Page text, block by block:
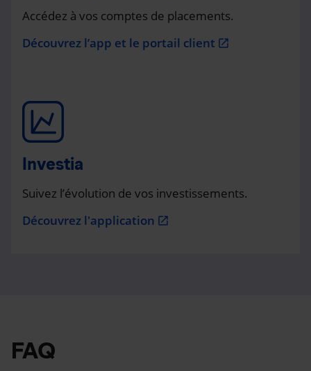
Accédez à vos comptes de placements.
Découvrez l’app et le portail client open_in_new
Investia
Suivez l’évolution de vos investissements.
Découvrez l'application open_in_new
FAQ